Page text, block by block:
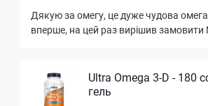
Дякую за омегу, це дуже чудова
вперше, на цей раз вирішив замовити
Ultra Omega 3-D - 180
гель